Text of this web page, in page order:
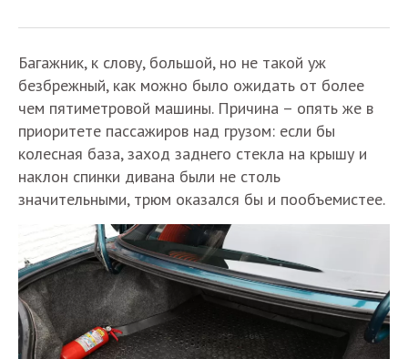
Багажник, к слову, большой, но не такой уж
безбрежный, как можно было ожидать от более
чем пятиметровой машины. Причина – опять же в
приоритете пассажиров над грузом: если бы
колесная база, заход заднего стекла на крышу и
наклон спинки дивана были не столь
значительными, трюм оказался бы и пообъемистее.